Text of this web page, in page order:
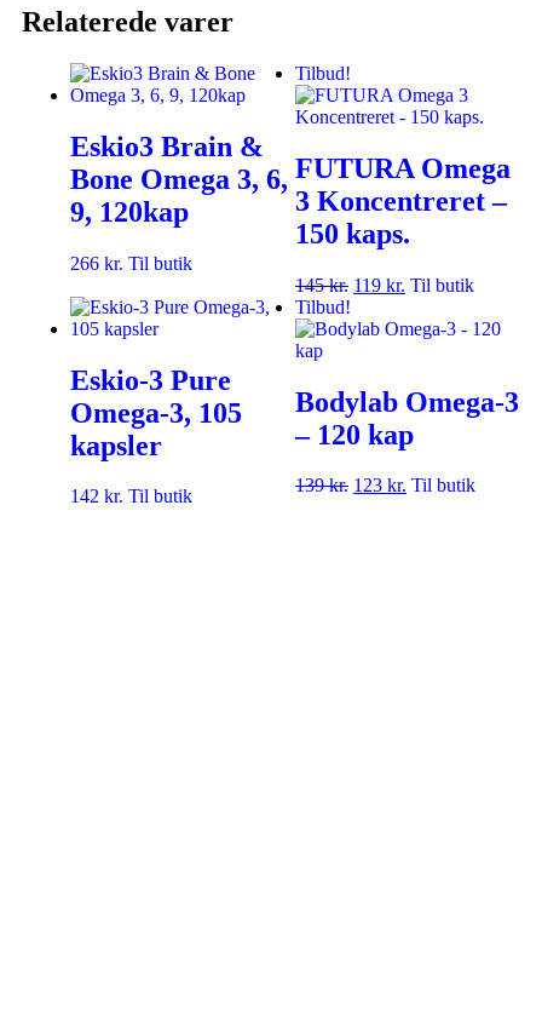
Relaterede varer
Eskio3 Brain &
Bone Omega 3, 6,
9, 120kap
266 kr. Til butik
Tilbud!
FUTURA Omega
3 Koncentreret –
150 kaps.
145kr. 119 kr. Til butik
Eskio-3 Pure
Omega-3, 105
kapsler
142 kr. Til butik
Tilbud!
Bodylab Omega-3
– 120 kap
139kr. 123 kr. Til butik